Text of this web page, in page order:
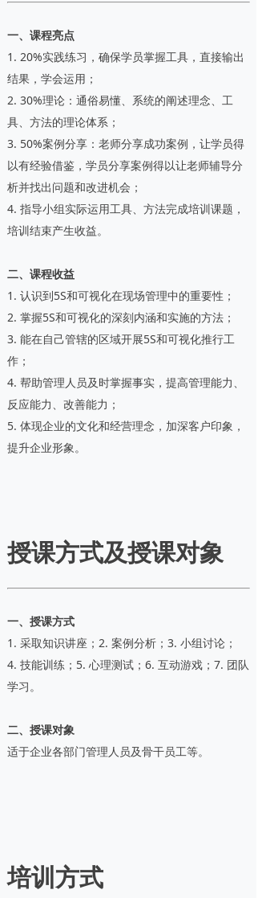
一、课程亮点
1. 20%实践练习，确保学员掌握工具，直接输出
结果，学会运用；
2. 30%理论：通俗易懂、系统的阐述理念、工
具、方法的理论体系；
3. 50%案例分享：老师分享成功案例，让学员得
以有经验借鉴，学员分享案例得以让老师辅导分
析并找出问题和改进机会；
4. 指导小组实际运用工具、方法完成培训课题，
培训结束产生收益。
二、课程收益
1. 认识到5S和可视化在现场管理中的重要性；
2. 掌握5S和可视化的深刻内涵和实施的方法；
3. 能在自己管辖的区域开展5S和可视化推行工
作；
4. 帮助管理人员及时掌握事实，提高管理能力、
反应能力、改善能力；
5. 体现企业的文化和经营理念，加深客户印象，
提升企业形象。
授课方式及授课对象
一、授课方式
1. 采取知识讲座；2. 案例分析；3. 小组讨论；
4. 技能训练；5. 心理测试；6. 互动游戏；7. 团队
学习。
二、授课对象
适于企业各部门管理人员及骨干员工等。
培训方式